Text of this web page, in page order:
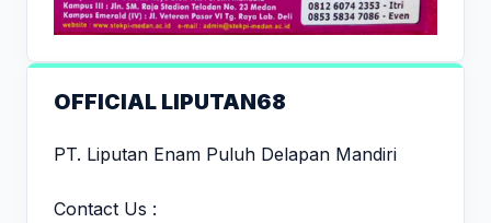
OFFICIAL LIPUTAN68
PT. Liputan Enam Puluh Delapan Mandiri
Contact Us :